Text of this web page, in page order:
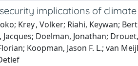
implications of
Krey , Volker; Riahi, Keywan;
Doelman, Jonathan;
Koopman, Jason F. L.; van